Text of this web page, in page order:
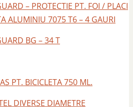
– PROTECTIE PT. FOI / PLACI
ALUMINIU 7075 T6 – 4 GAURI
BG – 34 T
PT. BICICLETA 750 ML.
DIVERSE DIAMETRE